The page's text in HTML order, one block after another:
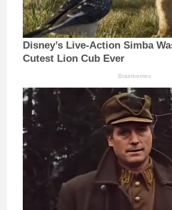
Disney’s Live-Action Simba
Cutest Lion Cub Ever
Brainberries